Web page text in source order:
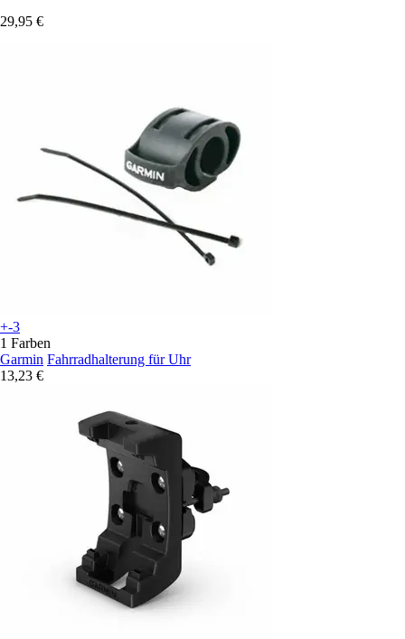
29,95 €
+-3
1 Farben
Garmin Fahrradhalterung für Uhr
13,23 €